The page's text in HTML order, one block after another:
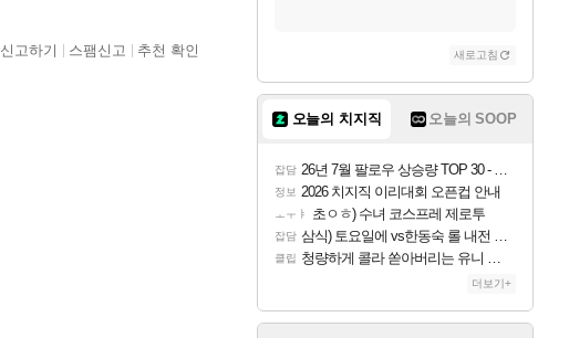
신고하기 스팸신고 추천 확인 새로고침
오늘의 치지직 오늘의 SOOP
잡담 26년 7월 팔로우 상승량 TOP 30 - 월간 치지직
정보 2026 치지직 이리대회 오픈컵 안내
ㅗㅜㅑ 초ㅇㅎ) 수녀 코스프레 제로투
잡담 삼식) 토요일에 vs한동숙 롤 내전 예정
클립 청량하게 콜라 쏟아버리는 유니 ㅋㅋㅋ
더보기+